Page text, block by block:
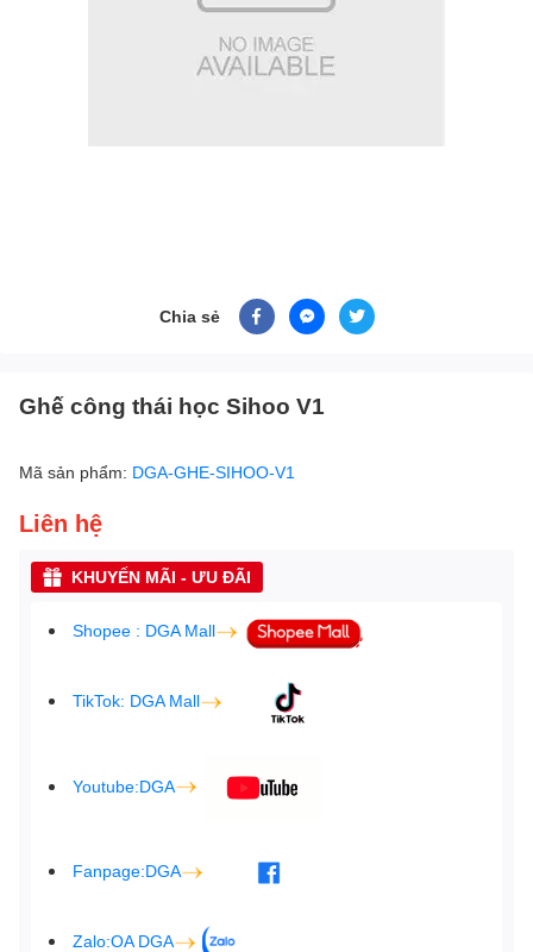
Chia sẻ
Ghế công thái học Sihoo V1
Mã sản phẩm: DGA-GHE-SIHOO-V1
Liên hệ
KHUYẾN MÃI - ƯU ĐÃI
Shopee : DGA Mall
TikTok: DGA Mall
Youtube:DGA
Fanpage:DGA
Zalo:OA DGA